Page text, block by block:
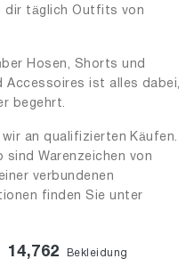
dir täglich Outfits von
Hosen, Shorts und
Accessoires ist alles dabei,
begehrt.
an qualifizierten Käufen.
sind Warenzeichen von
verbundenen
finden Sie unter
14,762 Bekleidung